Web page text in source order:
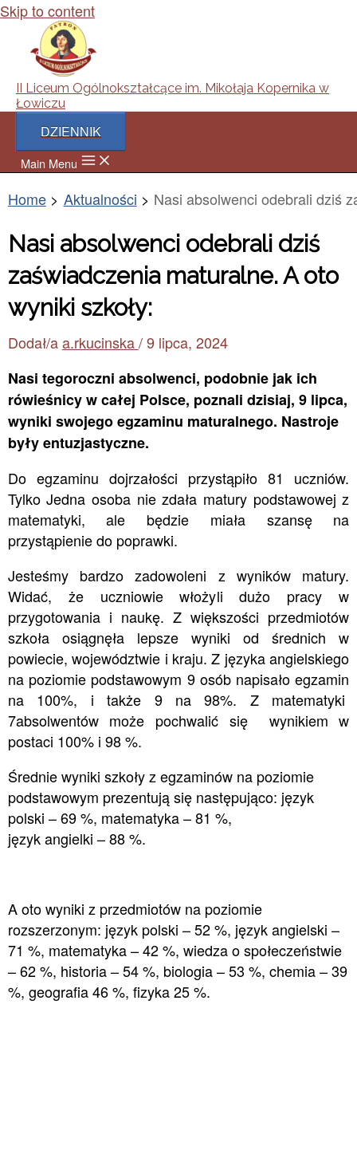
Skip to content
II Liceum Ogólnokształcące im. Mikołaja Kopernika w
Łowiczu
DZIENNIK
Main Menu
Home Aktualności Nasi absolwenci odebrali dziś
Nasi absolwenci odebrali dziś
zaświadczenia maturalne. A oto
wyniki szkoły:
Dodał/a a.rkucinska/9 lipca, 2024
Nasi tegoroczni absolwenci, podobnie jak ich
rówieśnicy w całej Polsce, poznali dzisiaj, 9 lipca,
wyniki swojego egzaminu maturalnego. Nastroje
były entuzjastyczne.
Do egzaminu dojrzałości przystąpiło 81 uczniów.
Tylko Jedna osoba nie zdała matury podstawowej z
matematyki, ale będzie miała szansę na
przystąpienie do poprawki.
Jesteśmy bardzo zadowoleni z wyników matury.
Widać, że uczniowie włożyli dużo pracy w
przygotowania i naukę. Z większości przedmiotów
szkoła osiągnęła lepsze wyniki od średnich w
powiecie, województwie i kraju. Z języka angielskiego
na poziomie podstawowym 9 osób napisało egzamin
na 100%, i także 9 na 98%. Z matematyki
7absolwentów może pochwalić się wynikiem w
postaci 100% i 98 %.
Średnie wyniki szkoły z egzaminów na poziomie
podstawowym prezentują się następująco: język
polski – 69 %, matematyka – 81 %,
język angielki – 88 %.
A oto wyniki z przedmiotów na poziomie
rozszerzonym: język polski – 52 %, język angielski –
71 %, matematyka – 42 %, wiedza o społeczeństwie
– 62 %, historia – 54 %, biologia – 53 %, chemia – 39
%, geografia 46 %, fizyka 25 %.